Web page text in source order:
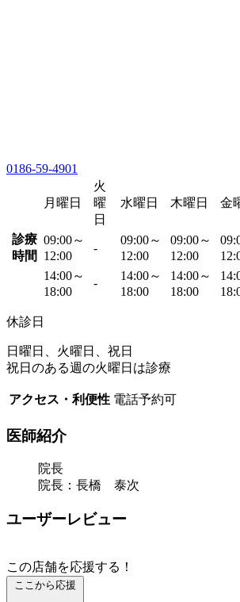
0186-59-4901
月曜日
火
曜
日
水曜日 木曜日 金
診療
時間
09:00～
12:00
-
09:00～
12:00
09:00～
12:00
14:00～
18:00
-
14:00～
18:00
14:00～
18:00
休診日
日曜日、火曜日、祝日
祝日のある週の火曜日は診療
アクセス・利便性 電話予約可
医師紹介
院長
院長：長橋 泰次
ユーザーレビュー
この店舗を応援する！
ここから応援